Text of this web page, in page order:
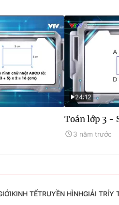
24:12
Toán lớp 3 -
3 năm trước
KINH TẾTRUYỀN HÌNHGIẢI TRÍY